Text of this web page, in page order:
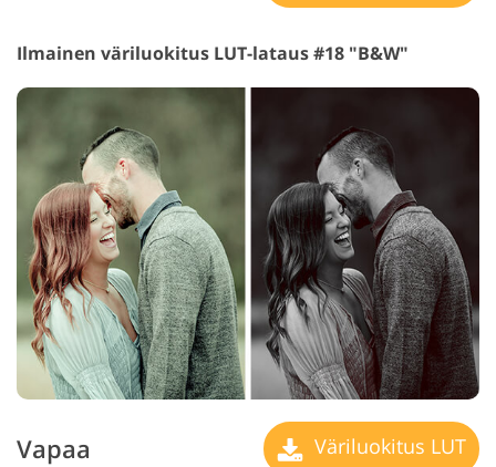
Ilmainen väriluokitus LUT-lataus #18 "B&W"
Vapaa Väriluokitus LUT